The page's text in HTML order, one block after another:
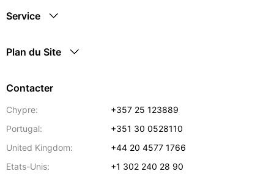
Service
Plan du Site
Contacter
Chypre:
+357 25 123889
Portugal:
+351 30 0528110
United Kingdom:
+44 20 4577 1766
Etats-Unis:
+1 302 240 28 90